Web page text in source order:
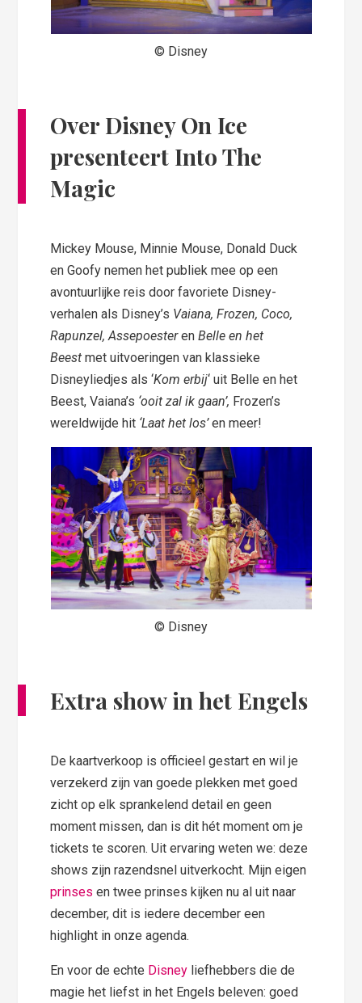
© Disney
Over Disney On Ice
presenteert Into The
Magic
Mickey Mouse, Minnie Mouse, Donald Duck
en Goofy nemen het publiek mee op een
avontuurlijke reis door favoriete Disney-
verhalen als Disney’s Vaiana, Frozen, Coco,
Rapunzel, AssepoesterenBelle en het
Beestmet uitvoeringen van klassieke
Disneyliedjes als ‘Kom erbij‘ uit Belle en het
Beest, Vaiana’s ‘ooit zal ik gaan’, Frozen’s
wereldwijde hit ‘Laat het los’en meer!
© Disney
Extra show in het Engels
De kaartverkoop is officieel gestart en wil je
verzekerd zijn van goede plekken met goed
zicht op elk sprankelend detail en geen
moment missen, dan is dit hét moment om je
tickets te scoren. Uit ervaring weten we: deze
shows zijn razendsnel uitverkocht. Mijn eigen
prinses en twee prinses kijken nu al uit naar
december, dit is iedere december een
highlight in onze agenda.
En voor de echte Disney liefhebbers die de
magie het liefst in het Engels beleven: goed